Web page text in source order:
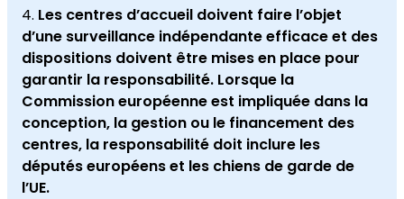
Les centres d’accueil doivent faire l’objet
d’une surveillance indépendante efficace et des
dispositions doivent être mises en place pour
garantir la responsabilité. Lorsque la
Commission européenne est impliquée dans la
conception, la gestion ou le financement des
centres, la responsabilité doit inclure les
députés européens et les chiens de garde de
l’UE.